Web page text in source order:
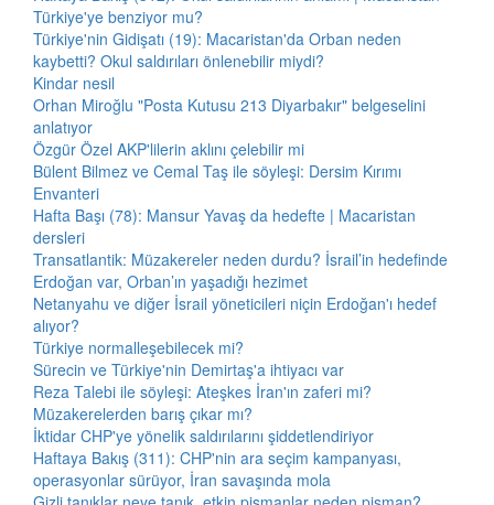
Türkiye'ye benziyor mu?
Türkiye'nin Gidişatı (19): Macaristan'da Orban neden
kaybetti? Okul saldırıları önlenebilir miydi?
Kindar nesil
Orhan Miroğlu "Posta Kutusu 213 Diyarbakır" belgeselini
anlatıyor
Özgür Özel AKP'lilerin aklını çelebilir mi
Bülent Bilmez ve Cemal Taş ile söyleşi: Dersim Kırımı
Envanteri
Hafta Başı (78): Mansur Yavaş da hedefte | Macaristan
dersleri
Transatlantik: Müzakereler neden durdu? İsrail’in hedefinde
Erdoğan var, Orban’ın yaşadığı hezimet
Netanyahu ve diğer İsrail yöneticileri niçin Erdoğan'ı hedef
alıyor?
Türkiye normalleşebilecek mi?
Sürecin ve Türkiye'nin Demirtaş'a ihtiyacı var
Reza Talebi ile söyleşi: Ateşkes İran'ın zaferi mi?
Müzakerelerden barış çıkar mı?
İktidar CHP'ye yönelik saldırılarını şiddetlendiriyor
Haftaya Bakış (311): CHP'nin ara seçim kampanyası,
operasyonlar sürüyor, İran savaşında mola